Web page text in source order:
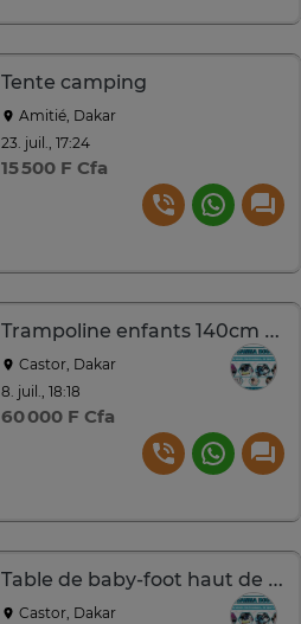
Tente camping
Amitié, Dakar
23. juil., 17:24
15 500 F Cfa
Trampoline enfants 140cm diamètre – Filet de sécurité 360°
Castor, Dakar
8. juil., 18:18
60 000 F Cfa
Table de baby-foot haut de gamme en bois MDF pour enfants
Castor, Dakar